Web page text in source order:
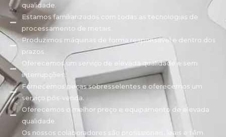
qualidade.
Estamos familiarizados com todas as tecnologias de
processamento de metais.
Produzimos máquinas de forma responsável e dentro dos
prazos.
Oferecemos um serviço de elevada qualidade e sem
interrupções.
Fornecemos peças sobresselentes e oferecemos um
serviço pós-venda.
Oferecemos o melhor preço e equipamento de elevada
qualidade.
Os nossos colaboradores são profissionais, leais e têm